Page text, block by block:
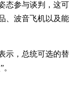
态参与谈判，这可
、波音飞机以及能
示，总统可选的替